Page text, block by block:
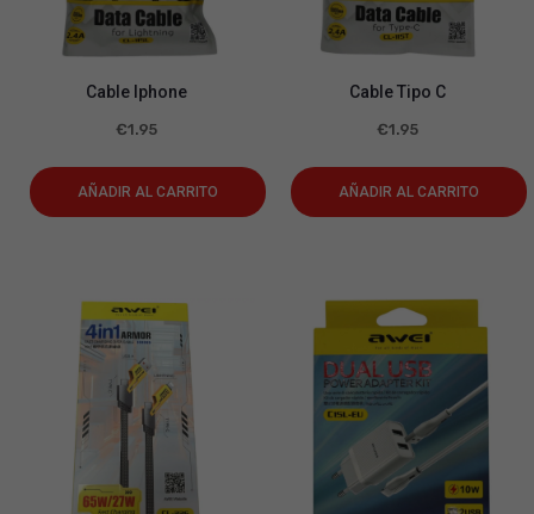
Juegos
Toallas
Ponchos
Cable Iphone
€1.95
AÑADIR AL CARRITO
Cable Tipo C
€1.95
AÑADIR AL CARRITO